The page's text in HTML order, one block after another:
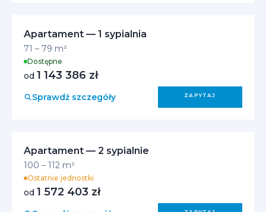
Apartament — 1 sypialnia
71 – 79 m²
Dostępne
od 1 143 386 zł
Sprawdź szczegóły ZAPYTAJ
Apartament — 2 sypialnie
100 – 112 m²
Ostatnie jednostki
od 1 572 403 zł